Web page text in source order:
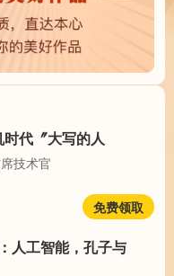
代〞大写的人
技术官
免费领取
人工智能，孔子与